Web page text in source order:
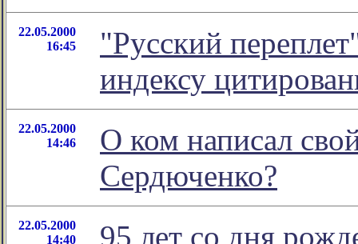
22.05.2000
16:45
"Русский
индексу
22.05.2000
14:46
О ком написал
Сердюченко?
22.05.2000
14:40
95 лет со дня